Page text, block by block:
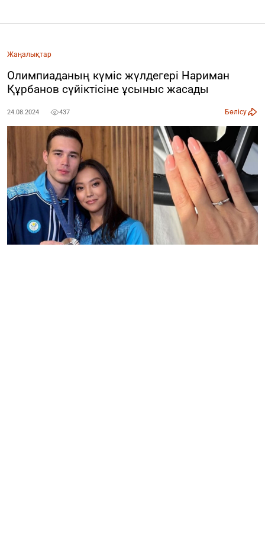
Жаңалықтар
Олимпиаданың күміс жүлдегері Нариман
Құрбанов сүйіктісіне ұсыныс жасады
24.08.2024 437 Бөлісу